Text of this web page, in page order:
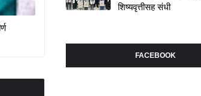
शिष्यवृत्तीसह संधी
FACEBOOK